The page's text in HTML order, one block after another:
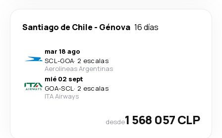
Santiago de Chile - Génova 16 días
mar 18 ago
SCL-GOA· 2 escalas
Aerolineas Argentinas
mié 02 sept
GOA-SCL· 2 escalas
ITA Airways
desde1 568 057 CLP